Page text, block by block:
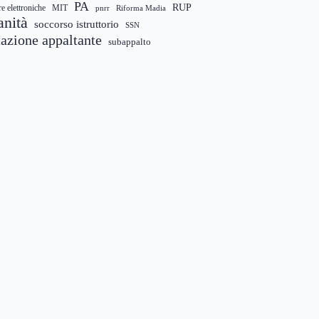
elettroniche MIT PA pnrr Riforma Madia RUP
soccorso istruttorio SSN
appaltante subappalto